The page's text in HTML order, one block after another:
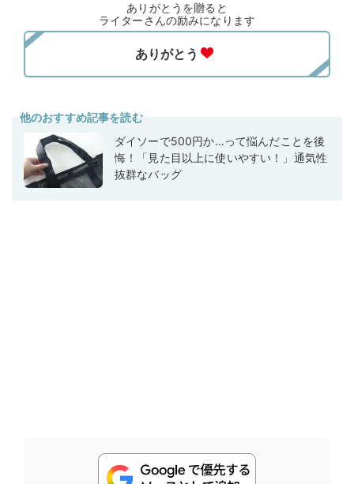
ありがとうを贈ると
ライターさんの励みになります
他のおすすめ記事を読む
ダイソーで500円か…って悩んだことを後
悔！「見た目以上に使いやすい！」通気性
抜群なバッグ